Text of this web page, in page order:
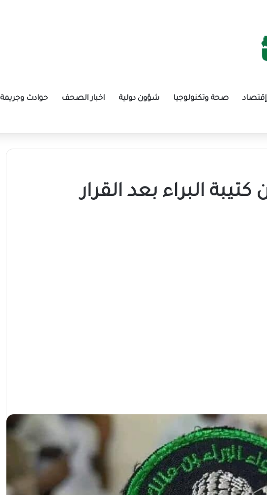
إقتصاد صحة وتكنولوجيا شؤون دولية اخبار الصحف حوادث وجريمة
أوهام قادة الميليشيا
البراء بعد القرار